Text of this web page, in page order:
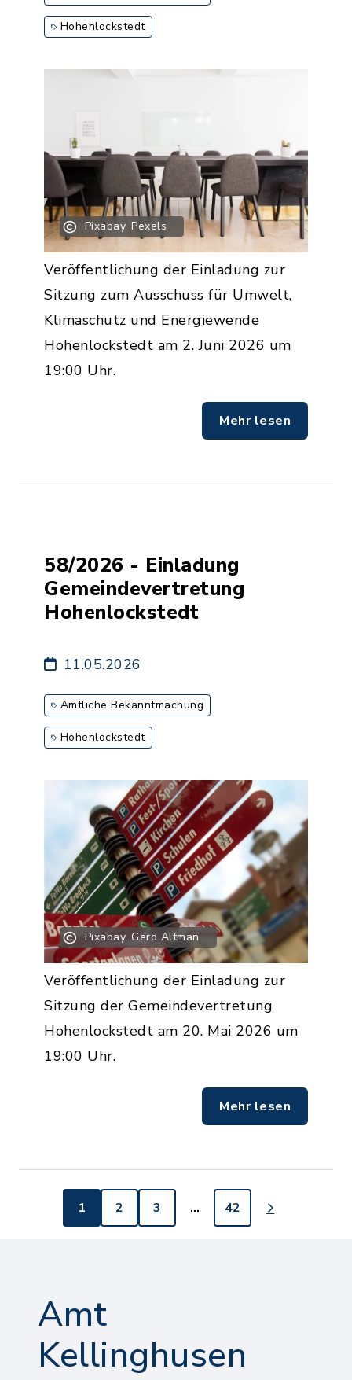
Hohenlockstedt
Pixabay, Pexels
Veröffentlichung der Einladung zur
Sitzung zum Ausschuss für Umwelt,
Klimaschutz und Energiewende
Hohenlockstedt am 2. Juni 2026 um
19:00 Uhr.
Mehr lesen
58/2026 - Einladung
Gemeindevertretung
Hohenlockstedt
11.05.2026
Amtliche Bekanntmachung
Hohenlockstedt
Pixabay, Gerd Altman
Veröffentlichung der Einladung zur
Sitzung der Gemeindevertretung
Hohenlockstedt am 20. Mai 2026 um
19:00 Uhr.
Mehr lesen
1 2 3 … 42
Amt
Kellinghusen